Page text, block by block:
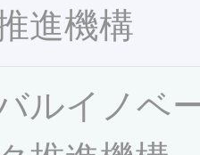
進機構
ルイノベ